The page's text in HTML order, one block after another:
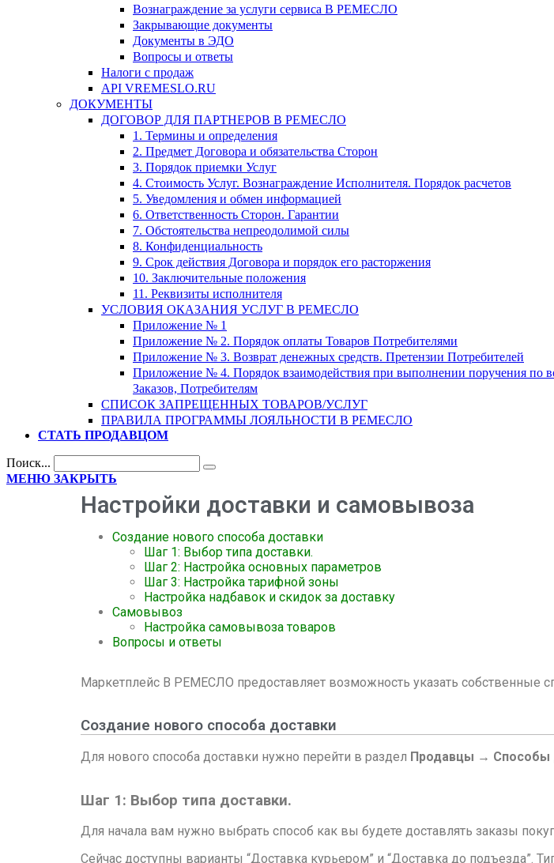
Вознаграждение за услуги сервиса В РЕМЕСЛО
Закрывающие документы
Документы в ЭДО
Вопросы и ответы
Налоги с продаж
API VREMESLO.RU
ДОКУМЕНТЫ
ДОГОВОР ДЛЯ ПАРТНЕРОВ В РЕМЕСЛО
1. Термины и определения
2. Предмет Договора и обязательства Сторон
3. Порядок приемки Услуг
4. Стоимость Услуг. Вознаграждение Исполнителя. Порядок расчетов
5. Уведомления и обмен информацией
6. Ответственность Сторон. Гарантии
7. Обстоятельства непреодолимой силы
8. Конфиденциальность
9. Срок действия Договора и порядок его расторжения
10. Заключительные положения
11. Реквизиты исполнителя
УСЛОВИЯ ОКАЗАНИЯ УСЛУГ В РЕМЕСЛО
Приложение № 1
Приложение № 2. Порядок оплаты Товаров Потребителями
Приложение № 3. Возврат денежных средств. Претензии Потребителей
Приложение № 4. Порядок взаимодействия при выполнении поручения по
Заказов, Потребителям
СПИСОК ЗАПРЕЩЕННЫХ ТОВАРОВ/УСЛУГ
ПРАВИЛА ПРОГРАММЫ ЛОЯЛЬНОСТИ В РЕМЕСЛО
СТАТЬ ПРОДАВЦОМ
Поиск...
МЕНЮ ЗАКРЫТЬ
Настройки доставки и самовывоза
Создание нового способа доставки
Шаг 1: Выбор типа доставки.
Шаг 2: Настройка основных параметров
Шаг 3: Настройка тарифной зоны
Настройка надбавок и скидок за доставку
Самовывоз
Настройка самовывоза товаров
Вопросы и ответы
Маркетплейс В РЕМЕСЛО предоставляет возможность указать собственные
Создание нового способа доставки
Для нового способа доставки нужно перейти в раздел Продавцы → Способы
Шаг 1: Выбор типа доставки.
Для начала вам нужно выбрать способ как вы будете доставлять заказы
Сейчас доступны варианты “Доставка курьером” и “Доставка до подъезда”.